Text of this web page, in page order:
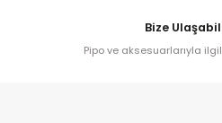
Bize
Pipo ve aksesuarlarıyla